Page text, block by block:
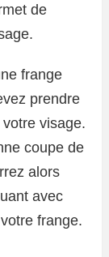
de
frange
prendre
visage.
coupe de
alors
avec
frange.